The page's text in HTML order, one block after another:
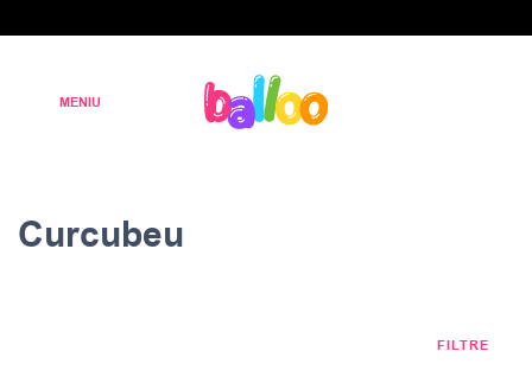
Curcubeu
FILTRE